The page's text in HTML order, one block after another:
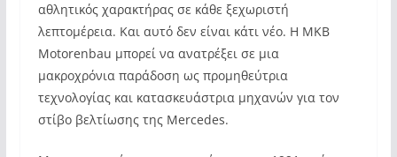
αθλητικός χαρακτήρας σε κάθε ξεχωριστή
λεπτομέρεια. Και αυτό δεν είναι κάτι νέο. Η MKB
Motorenbau μπορεί να ανατρέξει σε μια
μακροχρόνια παράδοση ως προμηθεύτρια
τεχνολογίας και κατασκευάστρια μηχανών για τον
στίβο βελτίωσης της Mercedes.